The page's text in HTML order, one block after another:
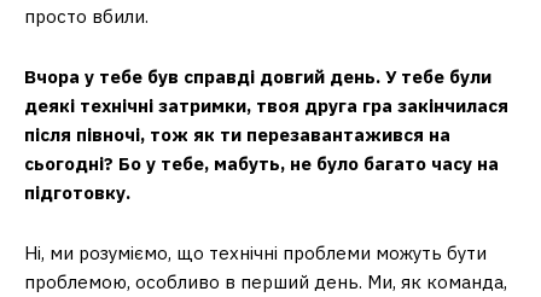
просто вбили.
Вчора у тебе був справді довгий день. У тебе були
деякі технічні затримки, твоя друга гра закінчилася
після півночі, тож як ти перезавантажився на
сьогодні? Бо у тебе, мабуть, не було багато часу на
підготовку.
Ні, ми розуміємо, що технічні проблеми можуть бути
проблемою, особливо в перший день. Ми, як команда,